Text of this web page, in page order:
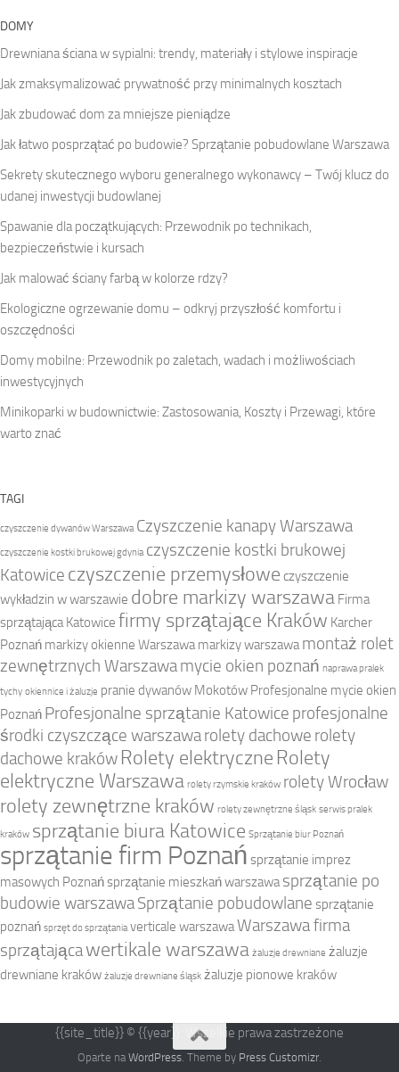
DOMY
Drewniana ściana w sypialni: trendy, materiały i stylowe inspiracje
Jak zmaksymalizować prywatność przy minimalnych kosztach
Jak zbudować dom za mniejsze pieniądze
Jak łatwo posprzątać po budowie? Sprzątanie pobudowlane Warszawa
Sekrety skutecznego wyboru generalnego wykonawcy – Twój klucz do
udanej inwestycji budowlanej
Spawanie dla początkujących: Przewodnik po technikach,
bezpieczeństwie i kursach
Jak malować ściany farbą w kolorze rdzy?
Ekologiczne ogrzewanie domu – odkryj przyszłość komfortu i
oszczędności
Domy mobilne: Przewodnik po zaletach, wadach i możliwościach
inwestycyjnych
Minikoparki w budownictwie: Zastosowania, Koszty i Przewagi, które
warto znać
TAGI
czyszczenie dywanów Warszawa Czyszczenie kanapy Warszawa
czyszczenie kostki brukowej gdynia czyszczenie kostki brukowej
Katowice czyszczenie przemysłowe czyszczenie
wykładzin w warszawie dobre markizy warszawa Firma
sprzątająca Katowice firmy sprzątające Kraków Karcher
Poznań markizy okienne Warszawa markizy warszawa montaż rolet
zewnętrznych Warszawamycie okien poznań naprawa pralek
tychy okiennice i żaluzje pranie dywanów Mokotów Profesjonalne mycie okien
Poznań Profesjonalne sprzątanie Katowice profesjonalne
środki czyszczące warszawarolety dachowe rolety
dachowe kraków Rolety elektryczne Rolety
elektryczne Warszawa rolety rzymskie kraków rolety Wrocław
rolety zewnętrzne kraków rolety zewnętrzne śląsk serwis pralek
kraków sprzątanie biura Katowice Sprzątanie biur Poznań
sprzątanie firm Poznań sprzątanie imprez
masowych Poznańsprzątanie mieszkań warszawa sprzątanie po
budowie warszawaSprzątanie pobudowlane sprzątanie
poznań sprzęt do sprzątania verticale warszawaWarszawa firma
sprzątającawertikale warszawa żaluzje drewniane żaluzje
drewniane kraków żaluzje drewniane śląsk żaluzje pionowe kraków
{{site_title}} © {{year}}. Wszelkie prawa zastrzeżone
Oparte naWordPress. Theme by Press Customizr.